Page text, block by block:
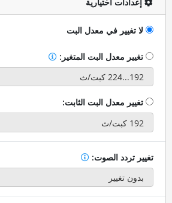
لا تغيير في معدل البت
تغيير معدل البت المتغير:
تغيير معدل البت الثابت:
تغيير تردد الصوت: